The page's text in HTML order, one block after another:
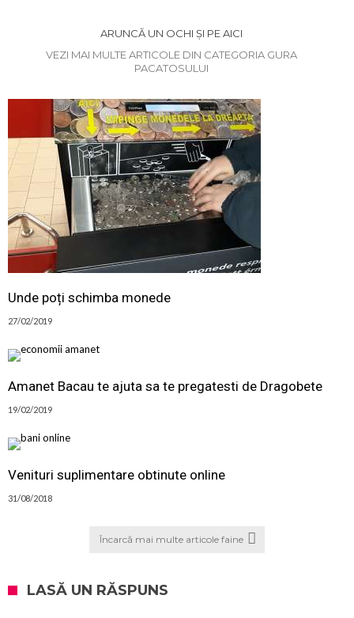
ARUNCĂ UN OCHI ȘI PE AICI
VEZI MAI MULTE ARTICOLE DIN CATEGORIA GURA
PACATOSULUI
Unde poți schimba monede
27/02/2019
Amanet Bacau te ajuta sa te pregatesti de Dragobete
19/02/2019
Venituri suplimentare obtinute online
31/08/2018
Încarcă mai multe articole faine
LASĂ UN RĂSPUNS